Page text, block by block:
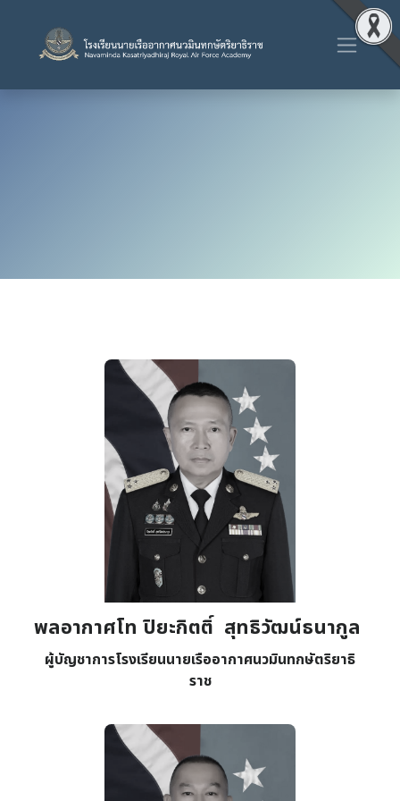
พลอากาศโท ปิยะกิตติ์ สุทธิวัฒน์ธนากูล
ผู้บัญชาการโรงเรียนนายเรืออากาศนวมินทกษัตริยาธิ
ราช